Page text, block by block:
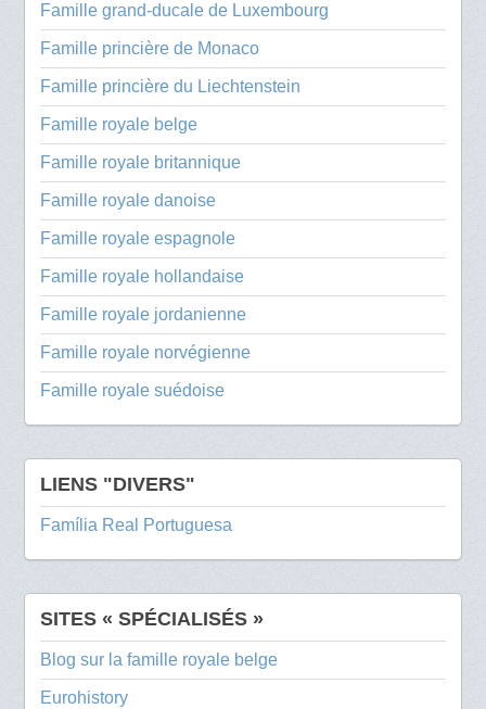
Famille grand-ducale de Luxembourg
Famille princière de Monaco
Famille princière du Liechtenstein
Famille royale belge
Famille royale britannique
Famille royale danoise
Famille royale espagnole
Famille royale hollandaise
Famille royale jordanienne
Famille royale norvégienne
Famille royale suédoise
LIENS "DIVERS"
Família Real Portuguesa
SITES « SPÉCIALISÉS »
Blog sur la famille royale belge
Eurohistory